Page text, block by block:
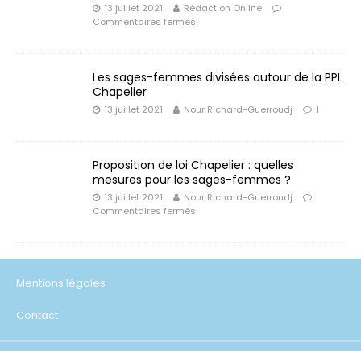
13 juillet 2021
Rédaction Online
Commentaires fermés
Les sages-femmes divisées autour de la PPL
Chapelier
13 juillet 2021 Nour Richard-Guerroudj 1
Proposition de loi Chapelier : quelles
mesures pour les sages-femmes ?
13 juillet 2021
Nour Richard-Guerroudj
Commentaires fermés
Mentions légales
Contact